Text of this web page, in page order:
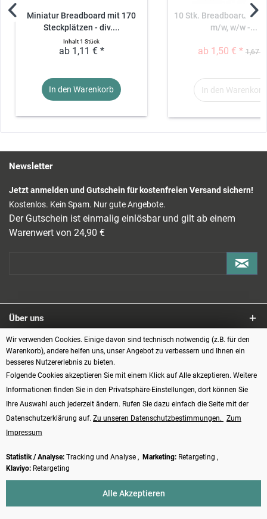
Miniatur Breadboard mit 170
Steckplätzen - div....
Inhalt1 Stück
ab 1,11 € *
In den Warenkorb
10 Stk.
m/w, w/w -...
ab 1,50 € * 1,67 €
In den Warenkorb
Newsletter
Jetzt anmelden und Gutschein für kostenfreien Versand sichern!
Kostenlos. Kein Spam. Nur gute Angebote.
Der Gutschein ist einmalig einlösbar und gilt ab einem
Warenwert von 24,90 €
Über uns
Service
Informationen
Zahlungsarten
Vertrag widerrufen
Wir verwenden Cookies. Einige davon sind technisch notwendig (z.B. für den
Warenkorb), andere helfen uns, unser Angebot zu verbessern und Ihnen ein
besseres Nutzererlebnis zu bieten.
Folgende Cookies akzeptieren Sie mit einem Klick auf Alle akzeptieren. Weitere
Informationen finden Sie in den Privatsphäre-Einstellungen, dort können Sie
Ihre Auswahl auch jederzeit ändern. Rufen Sie dazu einfach die Seite mit der
Datenschutzerklärung auf. Zu unseren Datenschutzbestimmungen.
Zum
Impressum
Statistik / Analyse: Tracking und Analyse , Marketing: Retargeting ,
Klaviyo: Retargeting
Alle Akzeptieren